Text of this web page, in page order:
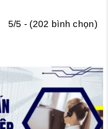
5/5 - (202 bình chọn)